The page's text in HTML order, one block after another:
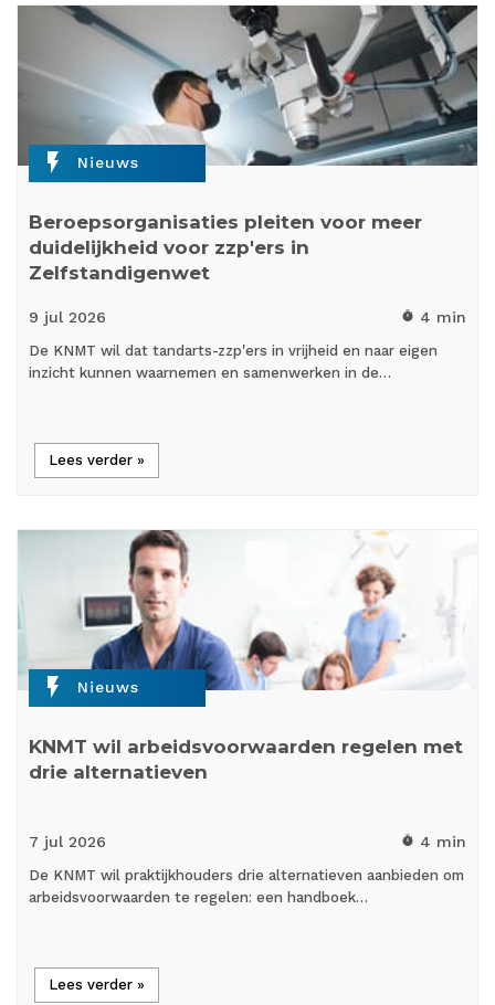
flash_on Nieuws
Beroepsorganisaties pleiten voor meer
duidelijkheid voor zzp'ers in
Zelfstandigenwet
9 jul 2026 timer 4 min
De KNMT wil dat tandarts-zzp'ers in vrijheid en naar eigen
inzicht kunnen waarnemen en samenwerken in de…
Lees verder »
flash_on Nieuws
KNMT wil arbeidsvoorwaarden regelen met
drie alternatieven
7 jul 2026 timer 4 min
De KNMT wil praktijkhouders drie alternatieven aanbieden om
arbeidsvoorwaarden te regelen: een handboek…
Lees verder »